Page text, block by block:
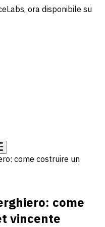
ora disponibile su
come costruire un
come
vincente